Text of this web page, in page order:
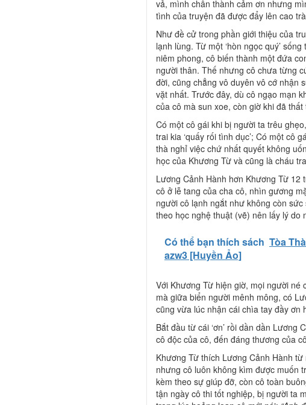
vả, mình chân thành cảm ơn nhưng
tình của truyện đã được đẩy lên cao
Như đề cử trong phần giới thiệu của
lạnh lùng. Từ một ‘hòn ngọc quý’
niêm phong, cô biến thành một đứa
người thân. Thế nhưng cô chưa từng
đời, cũng chẳng vô duyên vô cớ nhận
vặt nhất. Trước đây, dù cô ngạo mạn
của cô mà sun xoe, còn giờ khi đã
Có một cô gái khi bị người ta trêu
trai kia ‘quấy rối tình dục’; Có một cô
thà nghỉ việc chứ nhất quyết không
học của Khương Từ và cũng là cháu
Lương Cảnh Hành hơn Khương Từ
cô ở lễ tang của cha cô, nhìn gương
người cô lạnh ngắt như không còn
theo học nghệ thuật (vẽ) nên lấy lý do
Có thể bạn thích sách Tòa
azw3 [Huyền Ảo]
Với Khương Từ hiện giờ, mọi người né
mà giữa biển người mênh mông, có
cũng vừa lúc nhận cái chìa tay đầy ơn
Bắt đầu từ cái ‘ơn’ rồi dần dần
cô độc của cô, đến đáng thương của
Khương Từ thích Lương Cảnh Hành
nhưng cô luôn không kìm được muốn
kèm theo sự giúp đỡ, còn cô toàn
tận ngày cô thi tốt nghiệp, bị người ta